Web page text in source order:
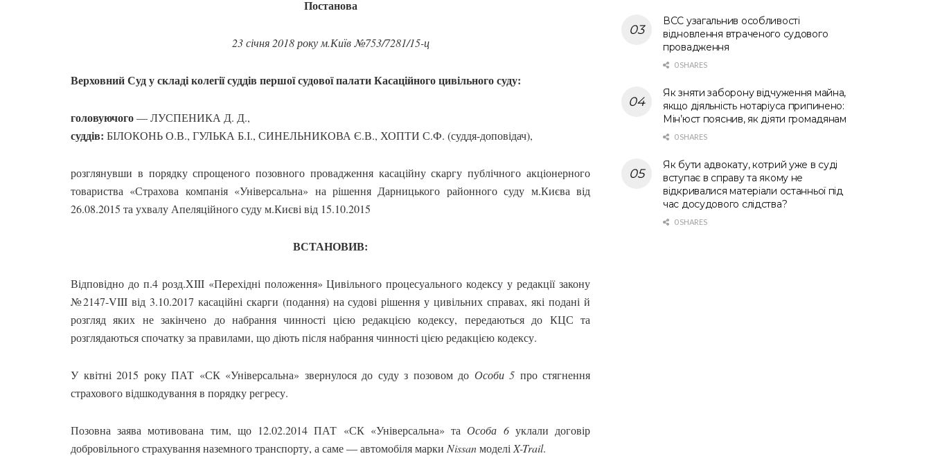
Постанова
23 січня 2018 року м.Київ №753/7281/15-ц
Верховний Суд у складі колегії суддів першої судової палати Касаційного цивільного суду:
головуючого— ЛУСПЕНИКА Д. Д.,
суддів: БІЛОКОНЬ О.В., ГУЛЬКА Б.І., СИНЕЛЬНИКОВА Є.В., ХОПТИ С.Ф. (суддя-доповідач),
розглянувши в порядку спрощеного позовного провадження касаційну скаргу публічного акціонерного
товариства «Страхова компанія «Універсальна» на рішення Дарницького районного суду м.Києва від
26.08.2015 та ухвалу Апеляційного суду м.Києві від 15.10.2015
ВСТАНОВИВ:
Відповідно до п.4 розд.XIII «Перехідні положення» Цивільного процесуального кодексу у редакції закону
№2147-VIII від 3.10.2017 касаційні скарги (подання) на судові рішення у цивільних справах, які подані й
розгляд яких не закінчено до набрання чинності цією редакцією кодексу, передаються до КЦС та
розглядаються спочатку за правилами, що діють після набрання чинності цією редакцією кодексу.
У квітні 2015 року ПАТ «СК «Універсальна» звернулося до суду з позовом до Особи 5 про стягнення
страхового відшкодування в порядку регресу.
Позовна заява мотивована тим, що 12.02.2014 ПАТ «СК «Універсальна» таОсоба 6уклали договір
добровільного страхування наземного транспорту, а саме — автомобіля марки Nissanмоделі X-Trail.
ВСС узагальнив особливості
відновлення втраченого судового
провадження
0 SHARES
Як зняти заборону відчуження майна,
якщо діяльність нотаріуса припинено:
Мін’юст пояснив, як діяти громадянам
0 SHARES
Як бути адвокату, котрий уже в суді
вступає в справу та якому не
відкривалися матеріали останньої під
час досудового слідства?
0 SHARES